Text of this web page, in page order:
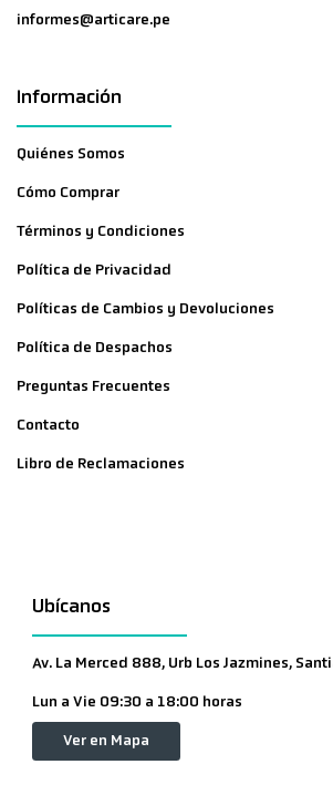
informes@articare.pe
Información
Quiénes Somos
Cómo Comprar
Términos y Condiciones
Política de Privacidad
Políticas de Cambios y Devoluciones
Política de Despachos
Preguntas Frecuentes
Contacto
Libro de Reclamaciones
Ubícanos
Av. La Merced 888, Urb Los Jazmines,
Lun a Vie 09:30 a 18:00 horas
Ver en Mapa